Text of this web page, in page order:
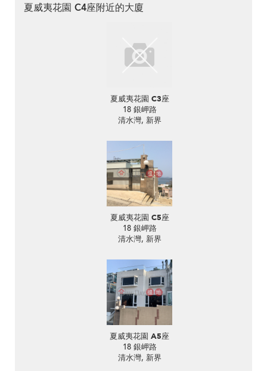
夏威夷花園 C4座附近的大廈
夏威夷花園 C3座
18 銀岬路
清水灣, 新界
夏威夷花園 C5座
18 銀岬路
清水灣, 新界
夏威夷花園 A5座
18 銀岬路
清水灣, 新界